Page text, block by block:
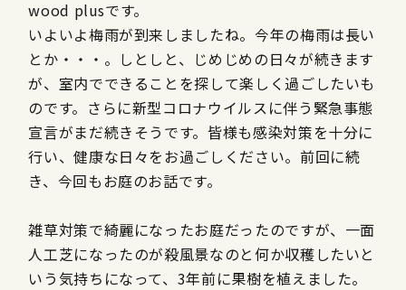
wood plusです。
いよいよ梅雨が到来しましたね。今年の梅雨は長い
とか・・・。しとしと、じめじめの日々が続きます
が、室内でできることを探して楽しく過ごしたいも
のです。さらに新型コロナウイルスに伴う緊急事態
宣言がまだ続きそうです。皆様も感染対策を十分に
行い、健康な日々をお過ごしください。前回に続
き、今回もお庭のお話です。
雑草対策で綺麗になったお庭だったのですが、一面
人工芝になったのが殺風景なのと何か収穫したいと
いう気持ちになって、3年前に果樹を植えました。